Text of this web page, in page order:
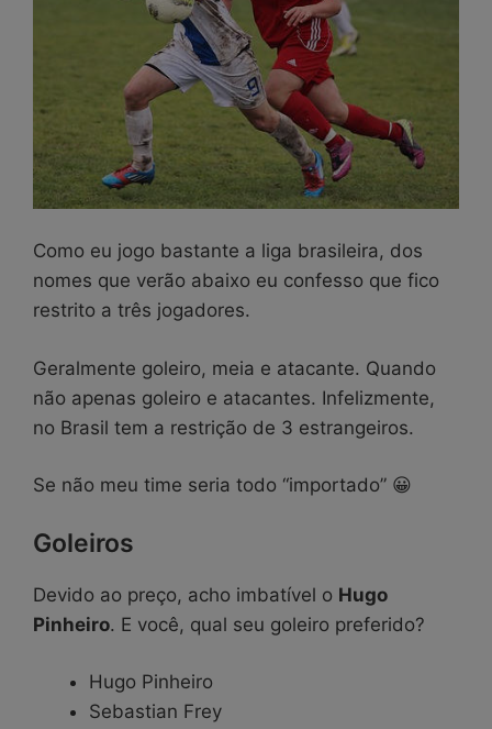
Como eu jogo bastante a liga brasileira, dos
nomes que verão abaixo eu confesso que fico
restrito a três jogadores.
Geralmente goleiro, meia e atacante. Quando
não apenas goleiro e atacantes. Infelizmente,
no Brasil tem a restrição de 3 estrangeiros.
Se não meu time seria todo “importado” 😀
Goleiros
Devido ao preço, acho imbatível o Hugo
Pinheiro. E você, qual seu goleiro preferido?
Hugo Pinheiro
Sebastian Frey